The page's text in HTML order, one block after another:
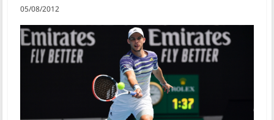
05/08/2012